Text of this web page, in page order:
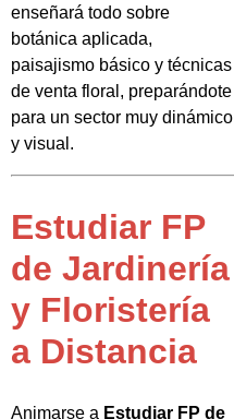
enseñará todo sobre
botánica aplicada,
paisajismo básico y técnicas
de venta floral, preparándote
para un sector muy dinámico
y visual.
Estudiar FP
de Jardinería
y Floristería
a Distancia
Animarse a Estudiar FP de